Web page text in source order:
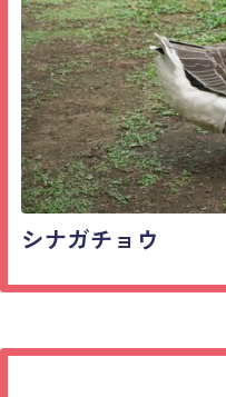
シナガチョウ